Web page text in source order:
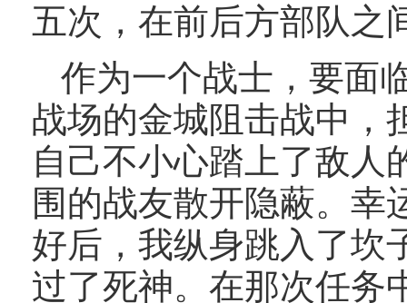
五次，在前后方部队之
作为一个战士，要面
战场的金城阻击战中，
自己不小心踏上了敌人
围的战友散开隐蔽。幸
好后，我纵身跳入了坎
过了死神。在那次任务